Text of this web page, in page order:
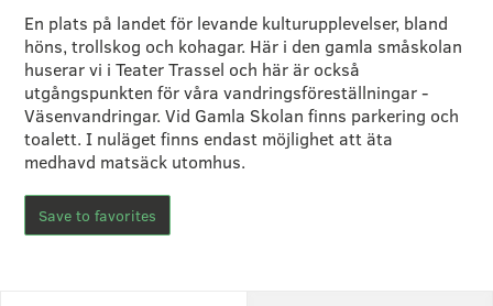
En plats på landet för levande kulturupplevelser, bland
höns, trollskog och kohagar. Här i den gamla småskolan
huserar vi i Teater Trassel och här är också
utgångspunkten för våra vandringsföreställningar -
Väsenvandringar. Vid Gamla Skolan finns parkering och
toalett. I nuläget finns endast möjlighet att äta
medhavd matsäck utomhus.
Save to favorites